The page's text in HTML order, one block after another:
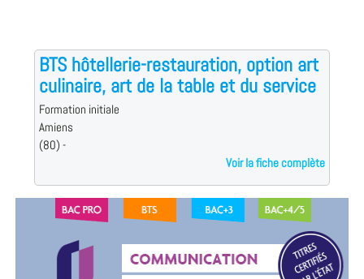
BTS hôtellerie-restauration, option art
culinaire, art de la table et du service
Formation initiale
Amiens
(80) -
Voir la fiche complète